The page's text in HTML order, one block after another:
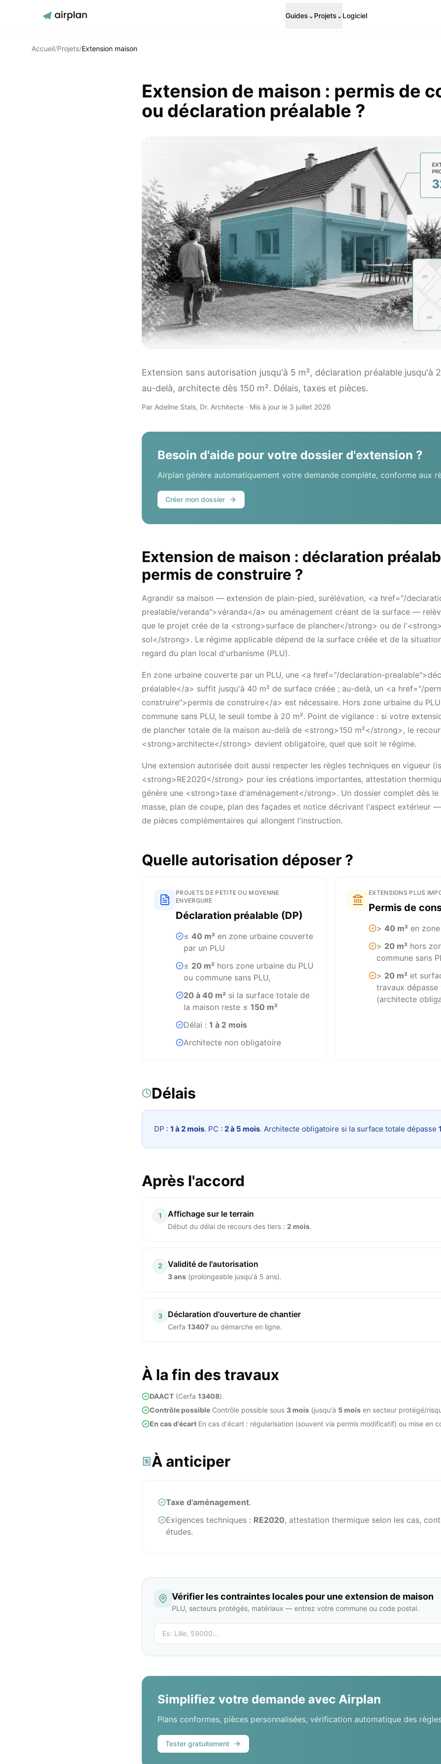
Guides ⌄ Projets ⌄ Logiciel
Accueil/Projets/Extension maison
Extension de maison : permis de
ou déclaration préalable ?
Extension sans autorisation jusqu'à 5 m², déclaration préalable jusqu'à
au-delà, architecte dès 150 m². Délais, taxes et pièces.
Par Adeline Stals, Dr. Architecte · Mis à jour le 3 juillet 2026
Besoin d'aide pour votre dossier d'extension ?
Airplan génère automatiquement votre demande complète, conforme aux
Créer mon dossier
Extension de maison : déclaration
permis de construire ?
Agrandir sa maison — extension de plain-pied, surélévation, <a href="/
prealable/veranda">véranda</a> ou aménagement créant de la surface —
que le projet crée de la <strong>surface de plancher</strong> ou de
sol</strong>. Le régime applicable dépend de la surface créée et de la
regard du plan local d'urbanisme (PLU).
En zone urbaine couverte par un PLU, une <a href="/declaration-
préalable</a> suffit jusqu'à 40 m² de surface créée ; au-delà, un <a href="/
construire">permis de construire</a> est nécessaire. Hors zone urbaine du
commune sans PLU, le seuil tombe à 20 m². Point de vigilance : si votre
de plancher totale de la maison au-delà de <strong>150 m²</strong>, le
<strong>architecte</strong> devient obligatoire, quel que soit le régime.
Une extension autorisée doit aussi respecter les règles techniques en vigueur
<strong>RE2020</strong> pour les créations importantes, attestation
génère une <strong>taxe d'aménagement</strong>. Un dossier complet dès
masse, plan de coupe, plan des façades et notice décrivant l'aspect extérieur
de pièces complémentaires qui allongent l'instruction.
Quelle autorisation déposer ?
PROJETS DE PETITE OU MOYENNE
ENVERGURE
Déclaration préalable (DP)
≤ 40 m² en zone urbaine couverte
par un PLU
≤ 20 m² hors zone urbaine du PLU
ou commune sans PLU,
20 à 40 m² si la surface totale de
la maison reste ≤ 150 m²
Délai : 1 à 2 mois
Architecte non obligatoire
EXTENSIONS PLUS
Permis de
> 40 m² en
> 20 m² hors
commune sans
> 20 m² et
travaux dépasse
(architecte
Délais
DP : 1 à 2 mois. PC : 2 à 5 mois. Architecte obligatoire si la surface totale dépasse
Après l'accord
1 Affichage sur le terrain
Début du délai de recours des tiers : 2 mois.
2 Validité de l'autorisation
3 ans (prolongeable jusqu'à 5 ans).
3 Déclaration d'ouverture de chantier
Cerfa 13407 ou démarche en ligne.
À la fin des travaux
DAACT (Cerfa 13408).
Contrôle possible Contrôle possible sous 3 mois (jusqu'à 5 mois en secteur protégé/
En cas d'écart En cas d'écart : régularisation (souvent via permis modificatif) ou mise en
À anticiper
Taxe d’aménagement.
Exigences techniques : RE2020, attestation thermique selon les cas,
études.
Vérifier les contraintes locales pour une extension de maison
PLU, secteurs protégés, matériaux — entrez votre commune ou code postal.
Simplifiez votre demande avec Airplan
Plans conformes, pièces personnalisées, vérification automatique des
Tester gratuitement